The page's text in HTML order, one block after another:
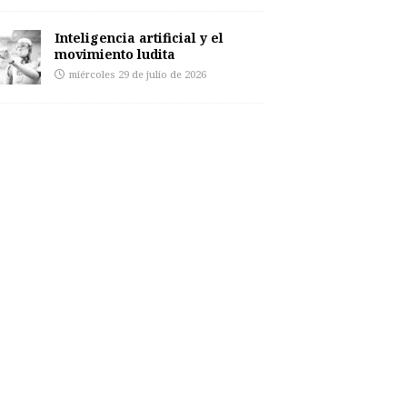
Inteligencia artificial y el
movimiento ludita
miércoles 29 de julio de 2026